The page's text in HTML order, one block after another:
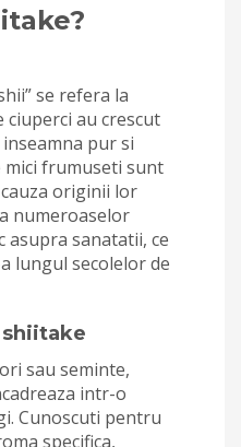
se refera la
ciuperci au crescut
pur si
mici frumuseti sunt
originii lor
numeroaselor
asupra sanatatii, ce
lungul secolelor de
sau seminte,
intr-o
Cunoscuti pentru
specifica,